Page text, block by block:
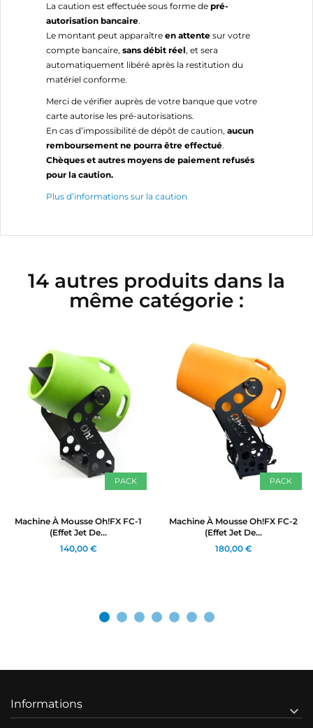
La caution est effectuée sous forme de pré-
autorisation bancaire.
Le montant peut apparaître en attente sur votre
compte bancaire, sans débit réel, et sera
automatiquement libéré après la restitution du
matériel conforme.
Merci de vérifier auprès de votre banque que votre
carte autorise les pré-autorisations.
En cas d’impossibilité de dépôt de caution, aucun
remboursement ne pourra être effectué.
Chèques et autres moyens de paiement refusés
pour la caution.
Plus d’informations sur la caution
14 autres produits dans la
même catégorie :
PACK
Machine À Mousse Oh!FX FC-1
(effet Jet De...
140,00 €
PACK
Machine À Mousse Oh!FX FC-2
(effet Jet De...
180,00 €
Informations 